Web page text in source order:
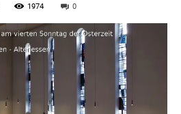
1974 0